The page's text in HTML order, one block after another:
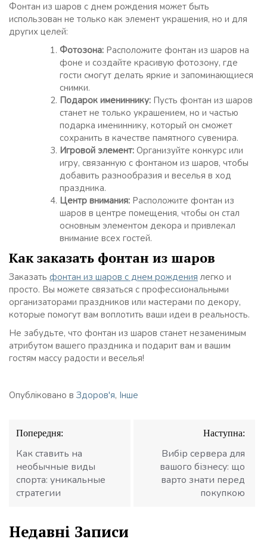
Фонтан из шаров с днем рождения может быть
использован не только как элемент украшения, но и для
других целей:
Фотозона: Расположите фонтан из шаров на
фоне и создайте красивую фотозону, где
гости смогут делать яркие и запоминающиеся
снимки.
Подарок имениннику: Пусть фонтан из шаров
станет не только украшением, но и частью
подарка имениннику, который он сможет
сохранить в качестве памятного сувенира.
Игровой элемент: Организуйте конкурс или
игру, связанную с фонтаном из шаров, чтобы
добавить разнообразия и веселья в ход
праздника.
Центр внимания: Расположите фонтан из
шаров в центре помещения, чтобы он стал
основным элементом декора и привлекал
внимание всех гостей.
Как заказать фонтан из шаров
Заказать фонтан из шаров с днем рождения легко и
просто. Вы можете связаться с профессиональными
организаторами праздников или мастерами по декору,
которые помогут вам воплотить ваши идеи в реальность.
Не забудьте, что фонтан из шаров станет незаменимым
атрибутом вашего праздника и подарит вам и вашим
гостям массу радости и веселья!
Опубліковано в Здоров'я, Інше
Навігація
записів
Попередня:
Как ставить на
необычные виды
спорта: уникальные
стратегии
Наступна:
Вибір сервера для
вашого бізнесу: що
варто знати перед
покупкою
Недавні Записи